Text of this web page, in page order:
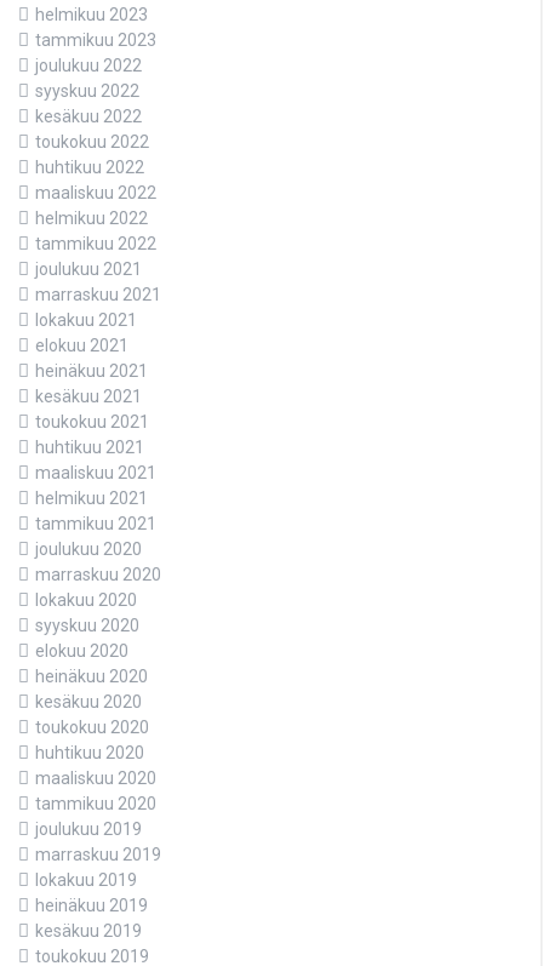
helmikuu 2023
tammikuu 2023
joulukuu 2022
syyskuu 2022
kesäkuu 2022
toukokuu 2022
huhtikuu 2022
maaliskuu 2022
helmikuu 2022
tammikuu 2022
joulukuu 2021
marraskuu 2021
lokakuu 2021
elokuu 2021
heinäkuu 2021
kesäkuu 2021
toukokuu 2021
huhtikuu 2021
maaliskuu 2021
helmikuu 2021
tammikuu 2021
joulukuu 2020
marraskuu 2020
lokakuu 2020
syyskuu 2020
elokuu 2020
heinäkuu 2020
kesäkuu 2020
toukokuu 2020
huhtikuu 2020
maaliskuu 2020
tammikuu 2020
joulukuu 2019
marraskuu 2019
lokakuu 2019
heinäkuu 2019
kesäkuu 2019
toukokuu 2019